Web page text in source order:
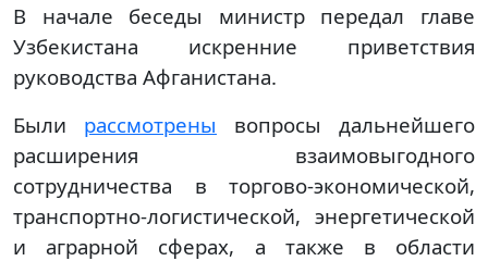
В начале беседы министр передал главе
Узбекистана искренние приветствия
руководства Афганистана.
Были рассмотрены вопросы дальнейшего
расширения взаимовыгодного
сотрудничества в торгово-экономической,
транспортно-логистической, энергетической
и аграрной сферах, а также в области